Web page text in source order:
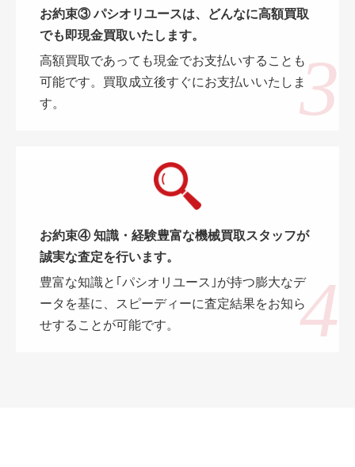
お約束③ パシオリユースは、どんなに高額買取
でも即現金買取いたします。
高額買取であっても現金でお支払いすることも
可能です。買取成立後すぐにお支払いいたしま
す。
お約束④ 知識・経験豊富な機械買取スタッフが
誠実な査定を行います。
豊富な知識と｢パシオリユース｣が持つ膨大なデ
ータを基に、スピーディーに査定結果をお知ら
せすることが可能です。